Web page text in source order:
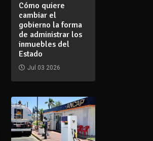
Cómo quiere
cambiar el
gobierno la forma
de administrar los
inmuebles del
Estado
Jul 03 2026